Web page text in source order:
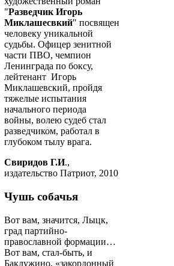
"Разведчик Игорь
Миклашесвкий" посвящен
человеку уникальной
судьбы. Офицер зенитной
части ПВО, чемпион
Ленинграда по боксу,
лейтенант Игорь
Миклашевский, пройдя
тяжелые испытания
начального периода
войны, волею судеб стал
разведчиком, работал в
глубоком тылу врага.
Свиридов Г.И.,
издательство Патриот, 2010
Чушь собачья
Вот вам, значится, Лыцк,
град партийно-
православной формации…
Вот вам, стал-быть, и
Баклужино, «закордонный